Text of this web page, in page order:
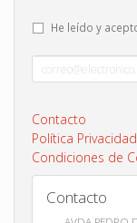
He leído y
Contacto
Política Privacidad
Condiciones de
Contacto